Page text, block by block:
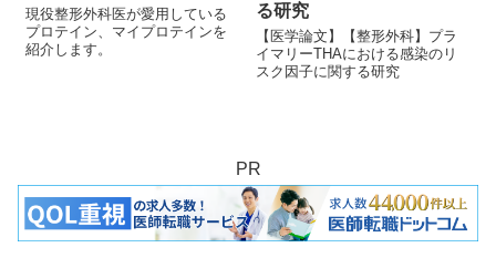
現役整形外科医が愛用している
プロテイン、マイプロテインを
紹介します。
る研究
【医学論文】【整形外科】プラ
イマリーTHAにおける感染のリ
スク因子に関する研究
PR